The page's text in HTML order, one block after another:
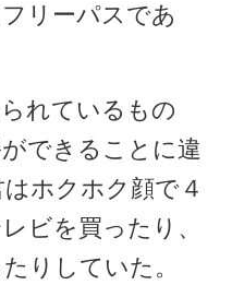
リーパスであ
れているもの
できることに違
ホクホク顔で４
ビを買ったり、
りしていた。